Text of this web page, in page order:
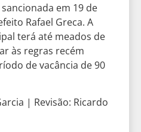
em 19 de
Rafael Greca. A
terá até meados de
às regras recém
de vacância de 90
| Revisão: Ricardo